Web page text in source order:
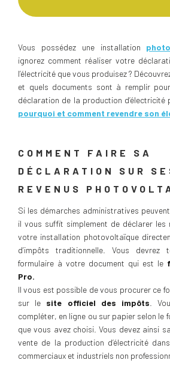
Vous possédez une installation
ignorez comment réaliser votre
l’électricité que vous produisez ?
et quels documents sont à remplir
déclaration de la production
pourquoi et comment revendre son
COMMENT FAIRE SA
DÉCLARATION SUR
REVENUS
Si les démarches administratives
il vous suffit simplement de déclarer les
votre installation photovoltaïque
d’impôts traditionnelle. Vous devrez
formulaire à votre document qui est le
Pro.
Il vous est possible de vous procurer ce
sur le site officiel des impôts .
compléter, en ligne ou sur papier selon le
que vous avez choisi. Vous devez ainsi
vente de la production d’électricité
commerciaux et industriels non